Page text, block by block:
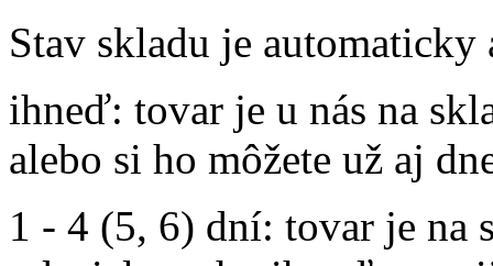
Stav skladu je
ihneď: tovar je u nás na
alebo si ho môžete už aj
1 - 4 (5, 6) dní: tovar je na